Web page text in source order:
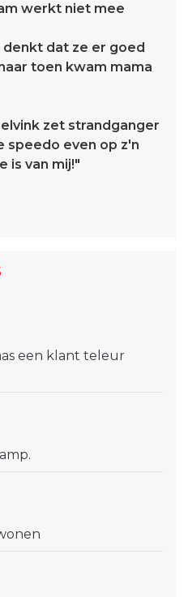
werkt niet mee
denkt dat ze er goed
toen kwam mama
zet strandganger
speedo even op z'n
is van mij!"
een klant teleur